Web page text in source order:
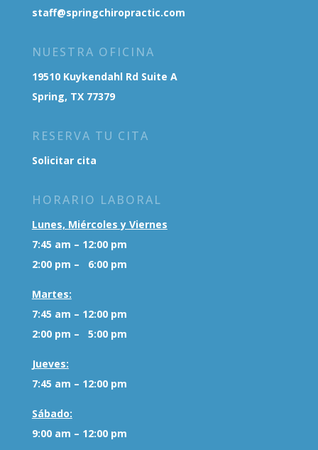
staff@springchiropractic.com
NUESTRA OFICINA
19510 Kuykendahl Rd Suite A
Spring, TX 77379
RESERVA TU CITA
Solicitar cita
HORARIO LABORAL
Lunes, Miércoles y Viernes
7:45 am – 12:00 pm
2:00 pm – 6:00 pm
Martes:
7:45 am – 12:00 pm
2:00 pm – 5:00 pm
Jueves:
7:45 am – 12:00 pm
Sábado:
9:00 am – 12:00 pm